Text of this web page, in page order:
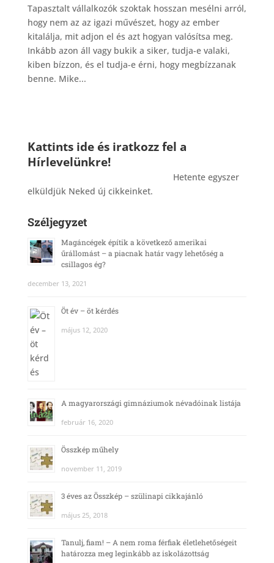
Tapasztalt vállalkozók szoktak hosszan mesélni arról,
hogy nem az az igazi művészet, hogy az ember
kitalálja, mit adjon el és azt hogyan valósítsa meg.
Inkább azon áll vagy bukik a siker, tudja-e valaki,
kiben bízzon, és el tudja-e érni, hogy megbízzanak
benne. Mike...
Kattints ide és iratkozz fel a
Hírlevelünkre!
Hetente egyszer
elküldjük Neked új cikkeinket.
Széljegyzet
Magáncégek építik a következő amerikai
űrállomást – a piacnak határ vagy lehetőség a
csillagos ég?
december 13, 2021
Öt év – öt kérdés
május 12, 2020
A magyarországi gimnáziumok névadóinak listája
február 16, 2020
Összkép műhely
november 11, 2019
3 éves az Összkép – szülinapi cikkajánló
május 25, 2018
Tanulj, fiam! – A nem roma férfiak életlehetőségeit
határozza meg leginkább az iskolázottság